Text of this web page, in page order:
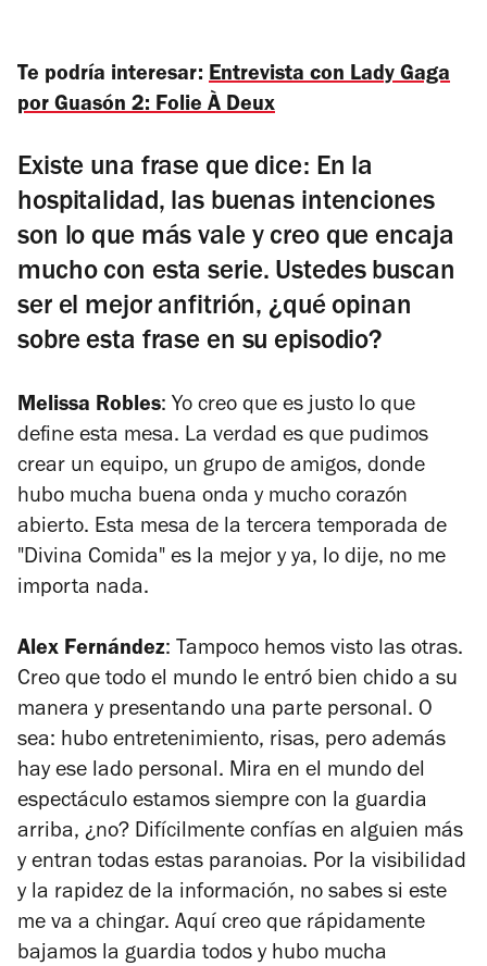
Te podría interesar: Entrevista con Lady Gaga
por Guasón 2: Folie À Deux
Existe una frase que dice: En la
hospitalidad, las buenas intenciones
son lo que más vale y creo que encaja
mucho con esta serie. Ustedes buscan
ser el mejor anfitrión, ¿qué opinan
sobre esta frase en su episodio?
Melissa Robles: Yo creo que es justo lo que
define esta mesa. La verdad es que pudimos
crear un equipo, un grupo de amigos, donde
hubo mucha buena onda y mucho corazón
abierto. Esta mesa de la tercera temporada de
"Divina Comida" es la mejor y ya, lo dije, no me
importa nada.
Alex Fernández: Tampoco hemos visto las otras.
Creo que todo el mundo le entró bien chido a su
manera y presentando una parte personal. O
sea: hubo entretenimiento, risas, pero además
hay ese lado personal. Mira en el mundo del
espectáculo estamos siempre con la guardia
arriba, ¿no? Difícilmente confías en alguien más
y entran todas estas paranoias. Por la visibilidad
y la rapidez de la información, no sabes si este
me va a chingar. Aquí creo que rápidamente
bajamos la guardia todos y hubo mucha